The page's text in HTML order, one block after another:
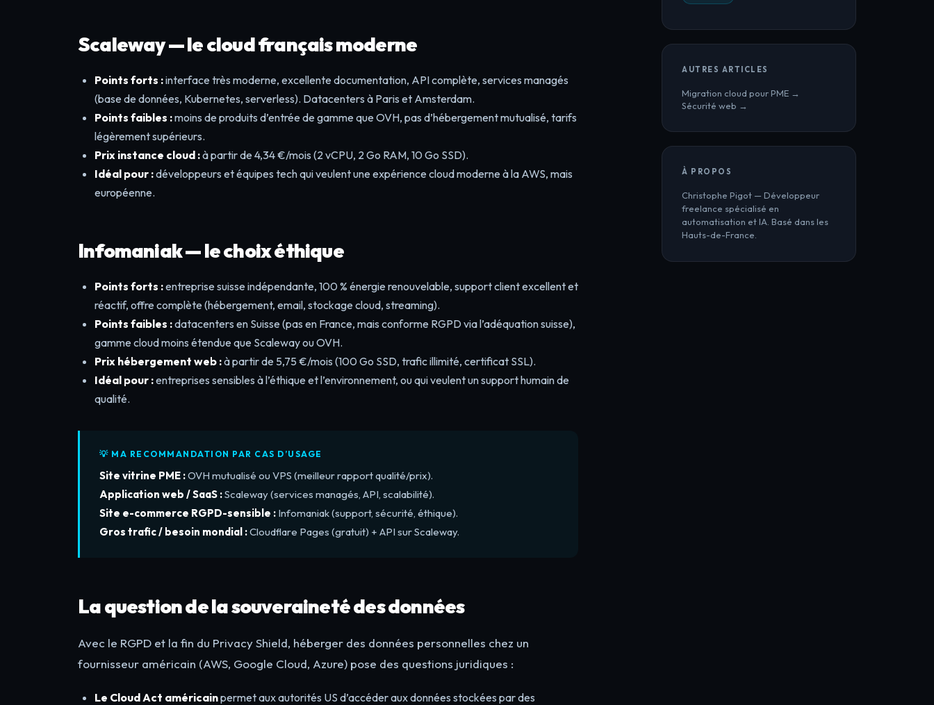
Scaleway — le cloud français moderne
Points forts :interface très moderne, excellente documentation, API complète, services managés
(base de données, Kubernetes, serverless). Datacenters à Paris et Amsterdam.
Points faibles :moins de produits d’entrée de gamme que OVH, pas d’hébergement mutualisé, tarifs
légèrement supérieurs.
Prix instance cloud :à partir de 4,34 €/mois (2 vCPU, 2 Go RAM, 10 Go SSD).
Idéal pour :développeurs et équipes tech qui veulent une expérience cloud moderne à la AWS, mais
européenne.
Infomaniak — le choix éthique
Points forts :entreprise suisse indépendante, 100 % énergie renouvelable, support client excellent et
réactif, offre complète (hébergement, email, stockage cloud, streaming).
Points faibles :datacenters en Suisse (pas en France, mais conforme RGPD via l’adéquation suisse),
gamme cloud moins étendue que Scaleway ou OVH.
Prix hébergement web :à partir de 5,75 €/mois (100 Go SSD, trafic illimité, certificat SSL).
Idéal pour :entreprises sensibles à l’éthique et l’environnement, ou qui veulent un support humain de
qualité.
💡 MA RECOMMANDATION PAR CAS D’USAGE
Site vitrine PME :OVH mutualisé ou VPS (meilleur rapport qualité/prix).
Application web / SaaS :Scaleway (services managés, API, scalabilité).
Site e-commerce RGPD-sensible : Infomaniak (support, sécurité, éthique).
Gros trafic / besoin mondial :Cloudflare Pages (gratuit) + API sur Scaleway.
La question de la souveraineté des données
Avec le RGPD et la fin du Privacy Shield, héberger des données personnelles chez un
fournisseur américain (AWS, Google Cloud, Azure) pose des questions juridiques :
Le Cloud Act américainpermet aux autorités US d’accéder aux données stockées par des
AUTRES ARTICLES
Migration cloud pour PME →
Sécurité web →
À PROPOS
Christophe Pigot — Développeur
freelance spécialisé en
automatisation et IA. Basé dans les
Hauts-de-France.